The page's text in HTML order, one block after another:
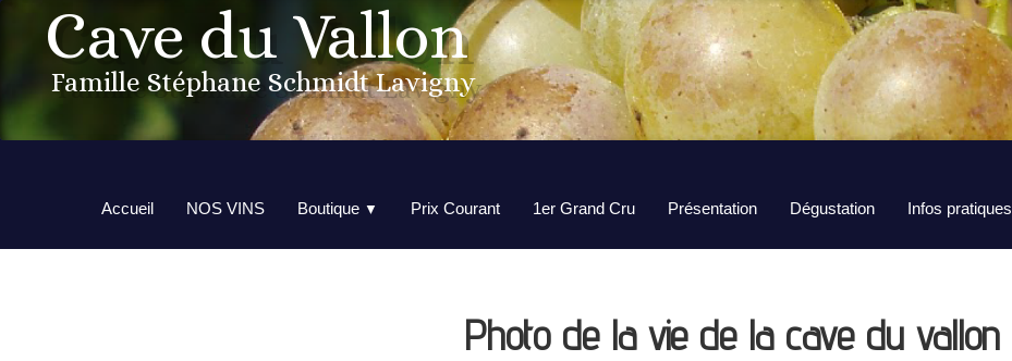
Cave du Vallon
Famille Stéphane Schmidt Lavigny
Accueil NOS VINS Boutique ▼ Prix Courant 1er Grand Cru Présentation Dégustation Infos pratiques
Photo de la vie de la cave du vallon